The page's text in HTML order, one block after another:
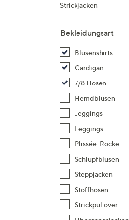
Strickjacken
Bekleidungsart
Blusenshirts
Cardigan
7/8 Hosen
Hemdblusen
Jeggings
Leggings
Plissée-Röcke
Schlupfblusen
Steppjacken
Stoffhosen
Strickpullover